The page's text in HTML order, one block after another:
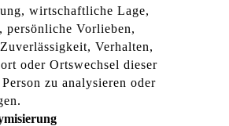
wirtschaftliche Lage,
persönliche Vorlieben,
Verhalten,
oder Ortswechsel dieser
zu analysieren oder